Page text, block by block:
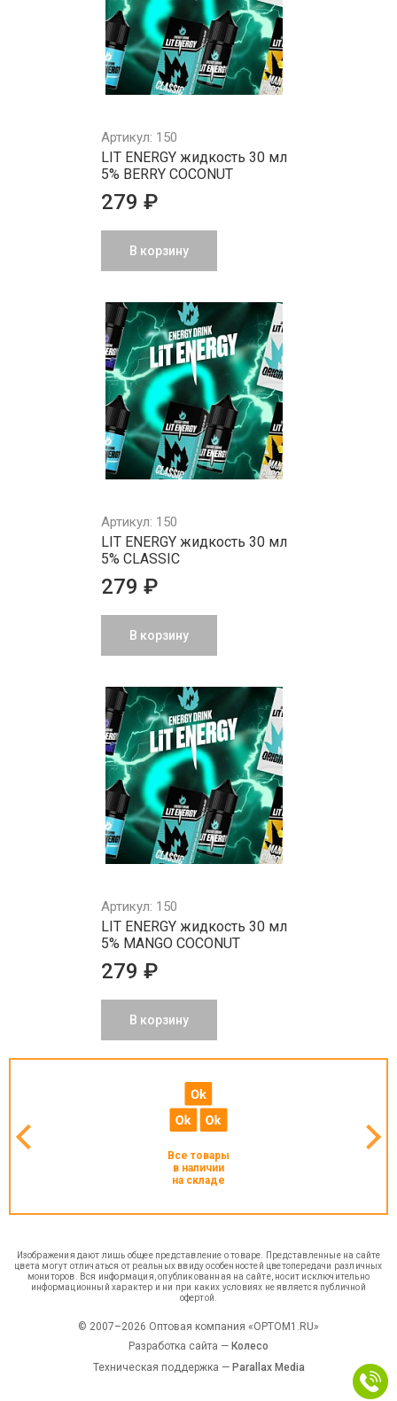
Артикул: 150
LIT ENERGY жидкость 30 мл
5% BERRY COCONUT
279 ₽
В корзину
Артикул: 150
LIT ENERGY жидкость 30 мл
5% CLASSIC
279 ₽
В корзину
Артикул: 150
LIT ENERGY жидкость 30 мл
5% MANGO COCONUT
279 ₽
В корзину
Все товары
в наличии
на складе
Изображения дают лишь общее представление о товаре. Представленные на сайте
цвета могут отличаться от реальных ввиду особенностей цветопередачи различных
мониторов. Вся информация, опубликованная на сайте, носит исключительно
информационный характер и ни при каких условиях не является публичной
офертой.
© 2007–2026 Оптовая компания «OPTOM1.RU»
Разработка сайта — Колесо
Техническая поддержка — Parallax Media